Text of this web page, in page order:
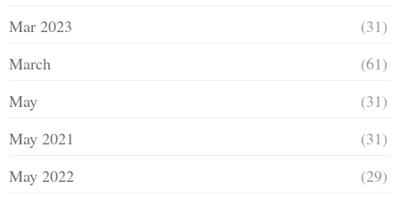
Mar 2023
(31)
March
(61)
May
(31)
May 2021
(31)
May 2022
(29)